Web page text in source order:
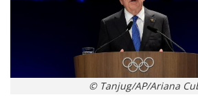
© Tanjug/AP/Ariana